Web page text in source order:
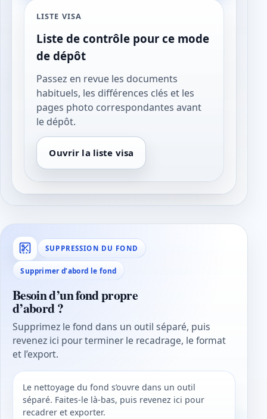
LISTE VISA
Liste de contrôle pour ce mode
de dépôt
Passez en revue les documents
habituels, les différences clés et les
pages photo correspondantes avant
le dépôt.
Ouvrir la liste visa
SUPPRESSION DU FOND
Supprimer d’abord le fond
Besoin d’un fond propre
d’abord ?
Supprimez le fond dans un outil séparé, puis
revenez ici pour terminer le recadrage, le format
et l’export.
Le nettoyage du fond s’ouvre dans un outil
séparé. Faites-le là-bas, puis revenez ici pour
recadrer et exporter.